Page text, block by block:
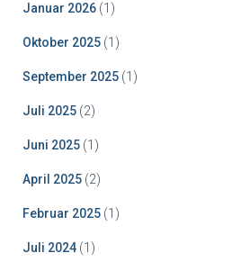
Januar 2026 (1)
Oktober 2025 (1)
September 2025 (1)
Juli 2025 (2)
Juni 2025 (1)
April 2025 (2)
Februar 2025 (1)
Juli 2024 (1)